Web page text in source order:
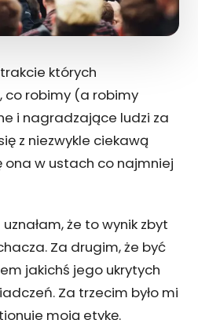
których
co robimy (a robimy
i nagradzające ludzi za
z niezwykle ciekawą
ona w ustach co najmniej
że to wynik zbyt
Za drugim, że być
jakichś jego ukrytych
Za trzecim było mi
moją etykę.